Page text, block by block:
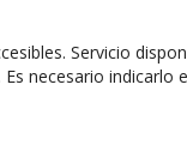
Servicio
necesario indicarlo